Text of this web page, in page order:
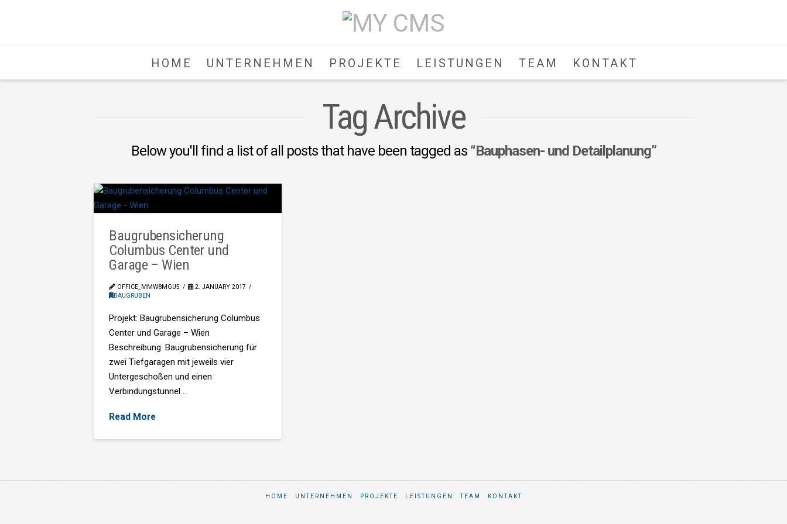
HOME UNTERNEHMEN PROJEKTE LEISTUNGEN TEAM KONTAKT
Tag Archive
Below you'll find a list of all posts that have been tagged as “Bauphasen- und Detailplanung”
Baugrubensicherung
Columbus Center und
Garage – Wien
OFFICE_MMW8MGU5
2. JANUARY 2017
BAUGRUBEN
Projekt: Baugrubensicherung Columbus
Center und Garage – Wien
Beschreibung: Baugrubensicherung für
zwei Tiefgaragen mit jeweils vier
Untergeschoßen und einen
Verbindungstunnel …
Read More
HOME UNTERNEHMEN PROJEKTE LEISTUNGEN TEAM KONTAKT